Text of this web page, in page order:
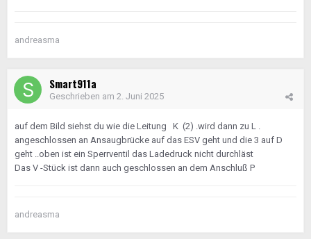
andreasma
Smart911a
Geschrieben am 2. Juni 2025
auf dem Bild siehst du wie die Leitung K (2) .wird dann zu L .
angeschlossen an Ansaugbrücke auf das ESV geht und die 3 auf D
geht ..oben ist ein Sperrventil das Ladedruck nicht durchläst
Das V -Stück ist dann auch geschlossen an dem Anschluß P
andreasma